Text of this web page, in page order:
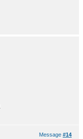
Message #14